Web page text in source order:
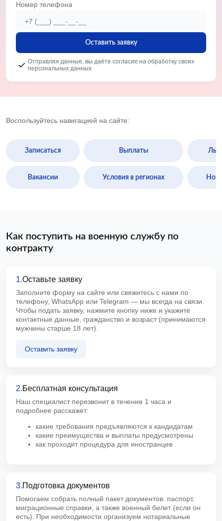
Номер телефона
Оставить заявку
Отправляя данные, вы даёте согласие на обработку своих
персональных данных
Воспользуйтесь навигацией на сайте:
Записаться Выплаты
Вакансии Условия в регионах
Как поступить на военную службу по
контракту
1.Оставьте заявку
Заполните форму на сайте или свяжитесь с нами по
телефону, WhatsApp или Telegram — мы всегда на связи.
Чтобы подать заявку, нажмите кнопку ниже и укажите
контактные данные, гражданство и возраст (принимаются
мужчины старше 18 лет).
Оставить заявку
2.Бесплатная консультация
Наш специалист перезвонит в течение 1 часа и
подробнее расскажет:
какие требования предъявляются к кандидатам
какие преимущества и выплаты предусмотрены
как проходит процедура для иностранцев
3.Подготовка документов
Помогаем собрать полный пакет документов: паспорт,
миграционные справки, а также военный билет (если он
есть). При необходимости организуем нотариальные